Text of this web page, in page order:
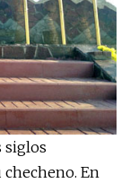
siglos
En